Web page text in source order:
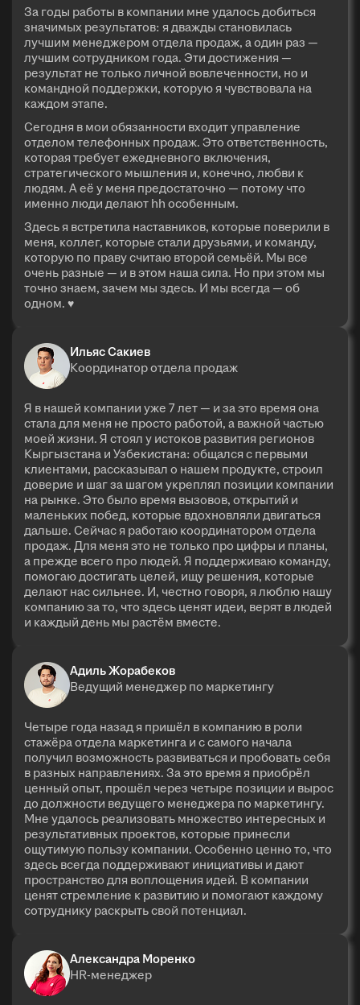
За годы работы в компании мне удалось добиться
значимых результатов: я дважды становилась
лучшим менеджером отдела продаж, а один раз —
лучшим сотрудником года. Эти достижения —
результат не только личной вовлеченности, но и
командной поддержки, которую я чувствовала на
каждом этапе.
Сегодня в мои обязанности входит управление
отделом телефонных продаж. Это ответственность,
которая требует ежедневного включения,
стратегического мышления и, конечно, любви к
людям. А её у меня предостаточно — потому что
именно люди делают hh особенным.
Здесь я встретила наставников, которые поверили в
меня, коллег, которые стали друзьями, и команду,
которую по праву считаю второй семьёй. Мы все
очень разные — и в этом наша сила. Но при этом мы
точно знаем, зачем мы здесь. И мы всегда — об
одном. ♥
Ильяс Сакиев
Координатор отдела продаж
Я в нашей компании уже 7 лет — и за это время она
стала для меня не просто работой, а важной частью
моей жизни. Я стоял у истоков развития регионов
Кыргызстана и Узбекистана: общался с первыми
клиентами, рассказывал о нашем продукте, строил
доверие и шаг за шагом укреплял позиции компании
на рынке. Это было время вызовов, открытий и
маленьких побед, которые вдохновляли двигаться
дальше. Сейчас я работаю координатором отдела
продаж. Для меня это не только про цифры и планы,
а прежде всего про людей. Я поддерживаю команду,
помогаю достигать целей, ищу решения, которые
делают нас сильнее. И, честно говоря, я люблю нашу
компанию за то, что здесь ценят идеи, верят в людей
и каждый день мы растём вместе.
Адиль Жорабеков
Ведущий менеджер по маркетингу
Четыре года назад я пришёл в компанию в роли
стажёра отдела маркетинга и с самого начала
получил возможность развиваться и пробовать себя
в разных направлениях. За это время я приобрёл
ценный опыт, прошёл через четыре позиции и вырос
до должности ведущего менеджера по маркетингу.
Мне удалось реализовать множество интересных и
результативных проектов, которые принесли
ощутимую пользу компании. Особенно ценно то, что
здесь всегда поддерживают инициативы и дают
пространство для воплощения идей. В компании
ценят стремление к развитию и помогают каждому
сотруднику раскрыть свой потенциал.
Александра Моренко
HR-менеджер